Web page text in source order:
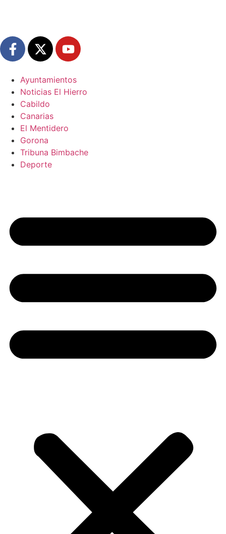
Ayuntamientos
Noticias El Hierro
Cabildo
Canarias
El Mentidero
Gorona
Tribuna Bimbache
Deporte